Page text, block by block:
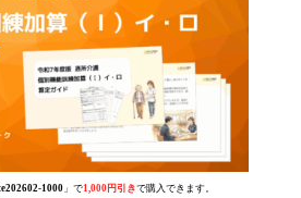
1000 」で1,000円引きで購入できます。